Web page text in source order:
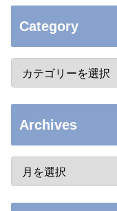
Category
Archives